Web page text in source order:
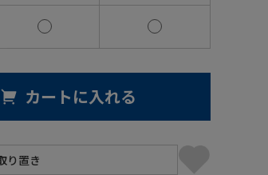
カートに入れる